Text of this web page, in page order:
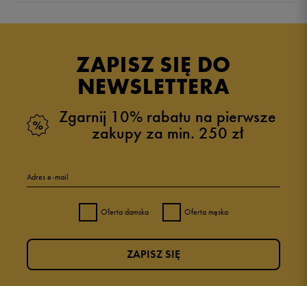
ZAPISZ SIĘ DO
NEWSLETTERA
Zgarnij 10% rabatu na pierwsze
zakupy za min. 250 zł
Adres e-mail
Oferta damska Oferta męska
ZAPISZ SIĘ